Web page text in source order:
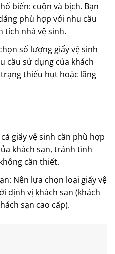
biến: cuộn và bịch. Bạn
phù hợp với nhu cầu
tích nhà vệ sinh.
số lượng giấy vệ sinh
cầu sử dụng của khách
thiếu hụt hoặc lãng
giấy vệ sinh cần phù hợp
khách sạn, tránh tình
cần thiết.
Nên lựa chọn loại giấy vệ
định vị khách sạn (khách
sạn cao cấp).